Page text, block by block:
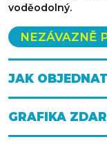
voděodolný.
NEZÁVAZNĚ
JAK
GRAFIKA